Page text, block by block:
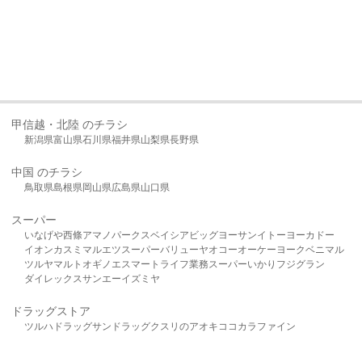
甲信越・北陸 のチラシ
新潟県富山県石川県福井県山梨県長野県
中国 のチラシ
鳥取県島根県岡山県広島県山口県
スーパー
いなげや西條アマノパークスベイシア ビッグヨーサンイトーヨーカドー
イオンカスミ マルエツスーパーバリューヤオコーオーケー ヨークベニマル
ツルヤマルト オギノ エスマート ライフ業務スーパーいかり フジグラン
ダイレックスサンエーイズミヤ
ドラッグストア
ツルハドラッグサンドラッグクスリのアオキ ココカラファイン